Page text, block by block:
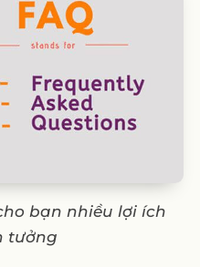
bạn nhiều lợi ích
tưởng